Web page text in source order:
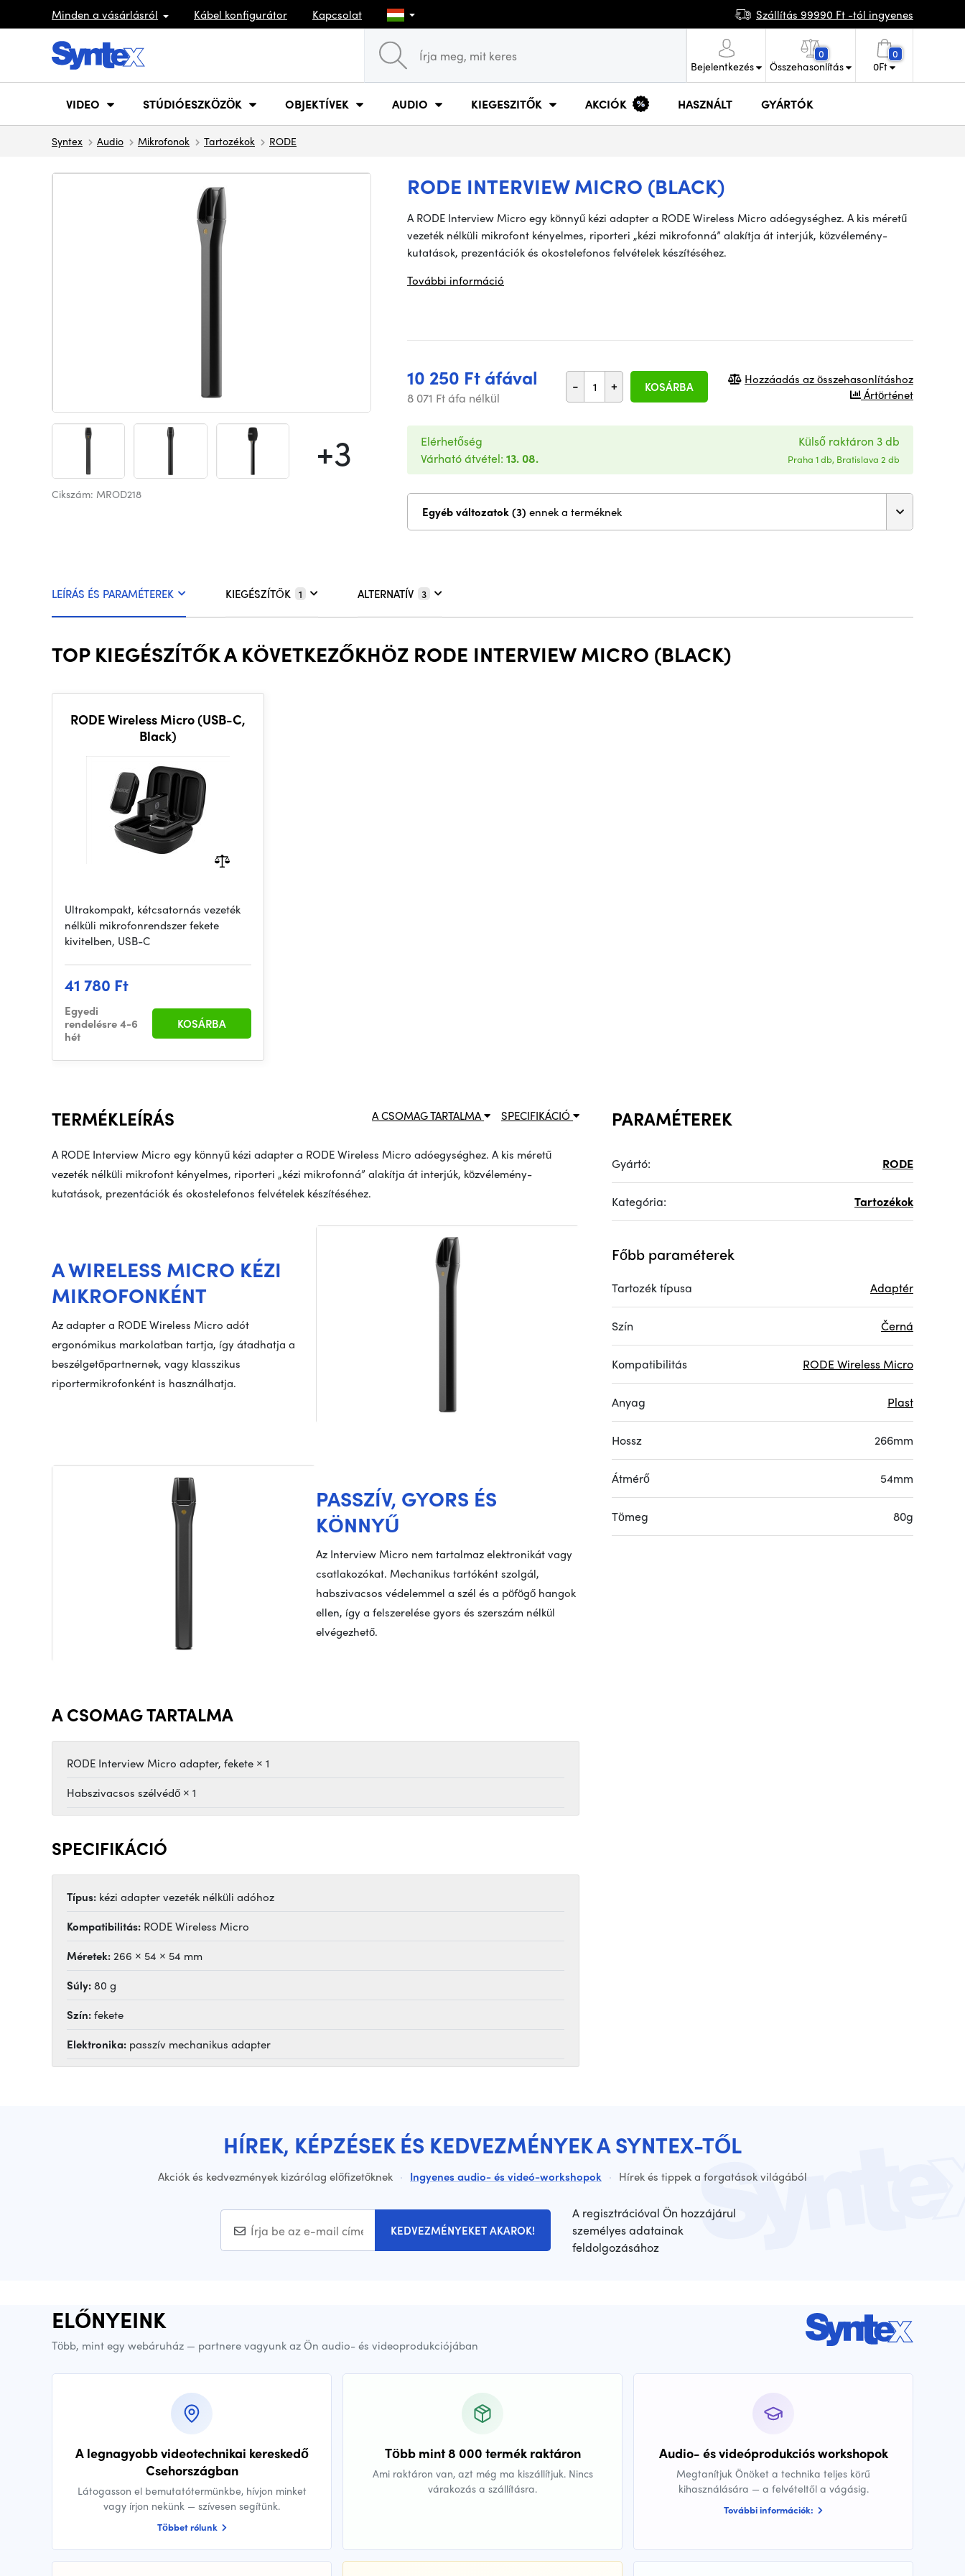
Minden a vásárlásról Kábel konfigurátor Kapcsolat Szállítás 99990 Ft -tól ingyenes
Bejelentkezés
0
Összehasonlítás
0
0Ft
VIDEO STÚDIÓESZKÖZÖK OBJEKTÍVEK AUDIO KIEGESZITŐK AKCIÓK HASZNÁLT GYÁRTÓK
Syntex Audio Mikrofonok Tartozékok RODE
RODE INTERVIEW MICRO (BLACK)
+3
Cikszám: MROD218
A RODE Interview Micro egy könnyű kézi adapter a RODE Wireless Micro adóegységhez. A kis méretű
vezeték nélküli mikrofont kényelmes, riporteri „kézi mikrofonná” alakítja át interjúk, közvélemény-
kutatások, prezentációk és okostelefonos felvételek készítéséhez.
További információ
10 250 Ft áfával
8 071 Ft áfa nélkül
- + KOSÁRBA
Hozzáadás az összehasonlításhoz
Ártörténet
Elérhetőség
Várható átvétel: 13. 08.
Külső raktáron 3 db
Praha 1 db, Bratislava 2 db
Egyéb változatok (3) ennek a terméknek
LEÍRÁS ÉS PARAMÉTEREK KIEGÉSZÍTŐK 1 ALTERNATÍV 3
TOP KIEGÉSZÍTŐK A KÖVETKEZŐKHÖZ RODE INTERVIEW MICRO (BLACK)
RODE Wireless Micro (USB-C,
Black)
Ultrakompakt, kétcsatornás vezeték
nélküli mikrofonrendszer fekete
kivitelben, USB-C
41 780 Ft
Egyedi
rendelésre 4-6
hét
KOSÁRBA
SPECIFIKÁCIÓ
A CSOMAG TARTALMA
TERMÉKLEÍRÁS
A RODE Interview Micro egy könnyű kézi adapter a RODE Wireless Micro adóegységhez. A kis méretű
vezeték nélküli mikrofont kényelmes, riporteri „kézi mikrofonná” alakítja át interjúk, közvélemény-
kutatások, prezentációk és okostelefonos felvételek készítéséhez.
A WIRELESS MICRO KÉZI
MIKROFONKÉNT
Az adapter a RODE Wireless Micro adót
ergonómikus markolatban tartja, így átadhatja a
beszélgetőpartnernek, vagy klasszikus
riportermikrofonként is használhatja.
PASSZÍV, GYORS ÉS
KÖNNYŰ
Az Interview Micro nem tartalmaz elektronikát vagy
csatlakozókat. Mechanikus tartóként szolgál,
habszivacsos védelemmel a szél és a pöfögő hangok
ellen, így a felszerelése gyors és szerszám nélkül
elvégezhető.
A CSOMAG TARTALMA
RODE Interview Micro adapter, fekete × 1
Habszivacsos szélvédő × 1
SPECIFIKÁCIÓ
Típus: kézi adapter vezeték nélküli adóhoz
Kompatibilitás: RODE Wireless Micro
Méretek:266 × 54 × 54 mm
Súly:80 g
Szín:fekete
Elektronika: passzív mechanikus adapter
PARAMÉTEREK
Gyártó: RODE
Kategória: Tartozékok
Főbb paraméterek
Tartozék típusa Adaptér
Szín Černá
Kompatibilitás RODE Wireless Micro
Anyag Plast
Hossz 266mm
Átmérő 54mm
Tömeg 80g
HÍREK, KÉPZÉSEK ÉS KEDVEZMÉNYEK A SYNTEX-TŐL
Akciók és kedvezmények kizárólag előfizetőknek · Ingyenes audio- és videó-workshopok · Hírek és tippek a forgatások világából
KEDVEZMÉNYEKET AKAROK!
A regisztrációval Ön hozzájárul
személyes adatainak
feldolgozásához
ELŐNYEINK
Több, mint egy webáruház — partnere vagyunk az Ön audio- és videoprodukciójában
A legnagyobb videotechnikai kereskedő
Csehországban
Látogasson el bemutatótermünkbe, hívjon minket
vagy írjon nekünk — szívesen segítünk.
Többet rólunk
Több mint 8 000 termék raktáron
Ami raktáron van, azt még ma kiszállítjuk. Nincs
várakozás a szállításra.
Audio- és videóprodukciós workshopok
Megtanítjuk Önöket a technika teljes körű
kihasználására — a felvételtől a vágásig.
További információk: